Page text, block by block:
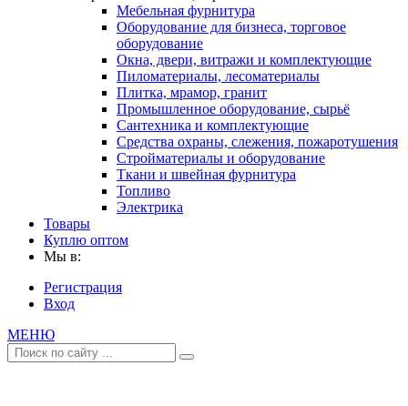
Мебельная фурнитура
Оборудование для бизнеса, торговое
оборудование
Окна, двери, витражи и комплектующие
Пиломатериалы, лесоматериалы
Плитка, мрамор, гранит
Промышленное оборудование, сырьё
Сантехника и комплектующие
Средства охраны, слежения, пожаротушения
Стройматериалы и оборудование
Ткани и швейная фурнитура
Топливо
Электрика
Товары
Куплю оптом
Мы в:
Регистрация
Вход
МЕНЮ